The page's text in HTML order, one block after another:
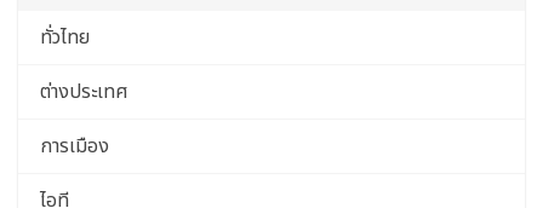
ทั่วไทย
ต่างประเทศ
การเมือง
ไอที